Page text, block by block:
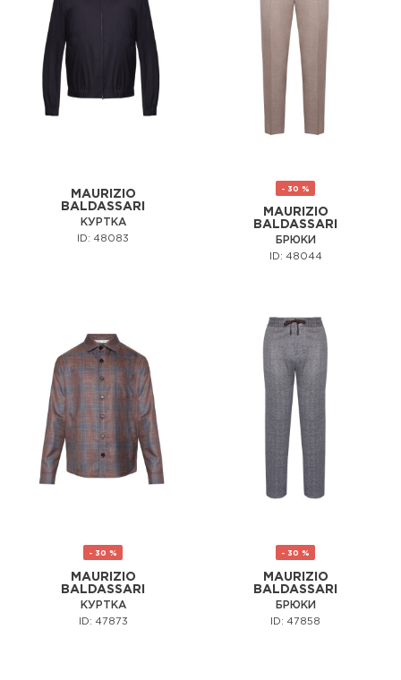
MAURIZIO
BALDASSARI
КУРТКА
ID: 48083
- 30 %
MAURIZIO
BALDASSARI
БРЮКИ
ID: 48044
- 30 %
MAURIZIO
BALDASSARI
КУРТКА
ID: 47873
- 30 %
MAURIZIO
BALDASSARI
БРЮКИ
ID: 47858